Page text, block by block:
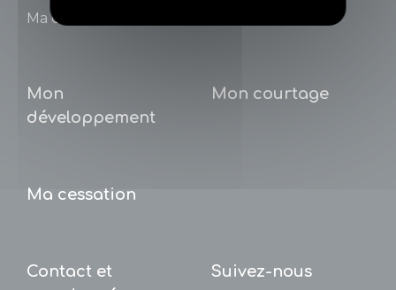
Ma conformité
Mon
développement
Mon courtage
Ma cessation
Contact et
Suivez-nous